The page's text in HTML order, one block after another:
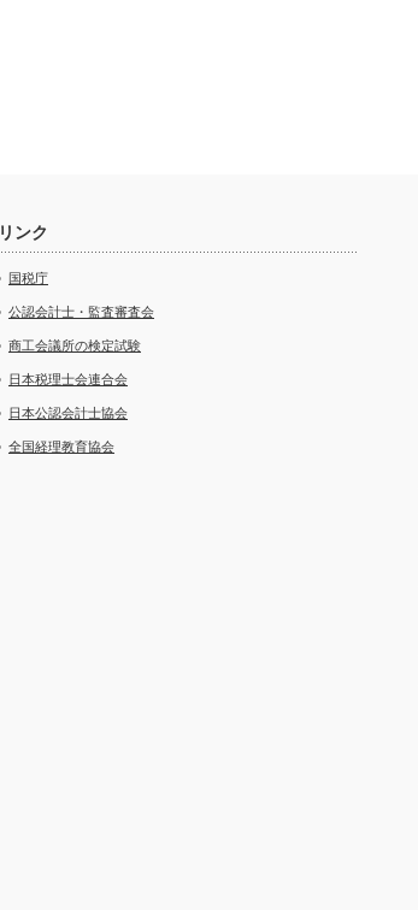
リンク
国税庁
公認会計士・監査審査会
商工会議所の検定試験
日本税理士会連合会
日本公認会計士協会
全国経理教育協会